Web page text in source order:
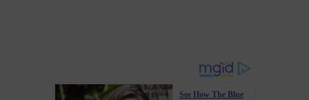
See How The Blue